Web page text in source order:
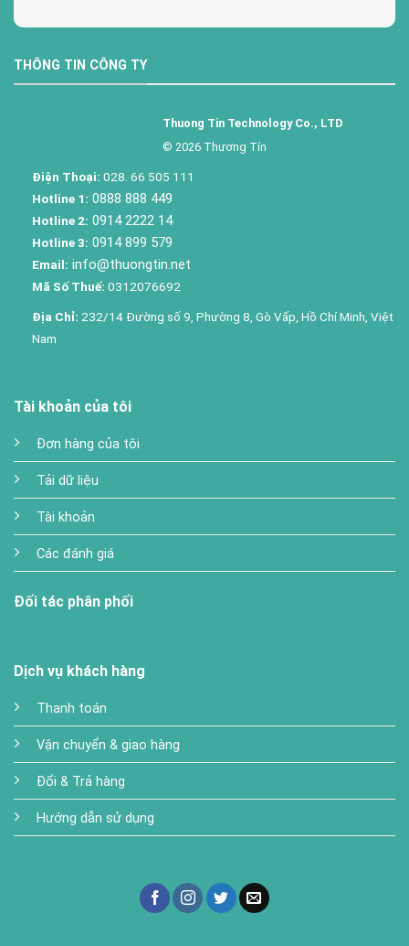
THÔNG TIN CÔNG TY
Thuong Tin Technology Co., LTD
© 2026 Thương Tín
Điện Thoại: 028. 66 505 111
Hotline 1: 0888 888 449
Hotline 2: 0914 2222 14
Hotline 3: 0914 899 579
Email: info@thuongtin.net
Mã Số Thuế: 0312076692
Địa Chỉ: 232/14 Đường số 9, Phường 8, Gò Vấp, Hồ Chí Minh, Việt
Nam
Tài khoản của tôi
Đơn hàng của tôi
Tải dữ liệu
Tài khoản
Các đánh giá
Đối tác phân phối
Dịch vụ khách hàng
Thanh toán
Vận chuyển & giao hàng
Đổi & Trả hàng
Hướng dẫn sử dụng